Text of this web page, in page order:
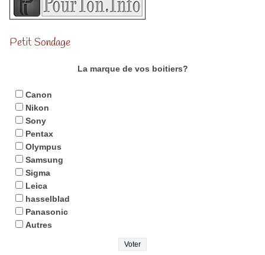
Petit Sondage
La marque de vos boitiers?
Canon
Nikon
Sony
Pentax
Olympus
Samsung
Sigma
Leica
hasselblad
Panasonic
Autres